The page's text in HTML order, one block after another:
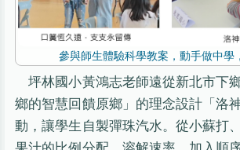
參與師生體驗科學教案，動手做中學
坪林國小黃鴻志老師遠從新北市下
鄉的智慧回饋原鄉」的理念設計「洛
動，讓學生自製彈珠汽水。從小蘇打